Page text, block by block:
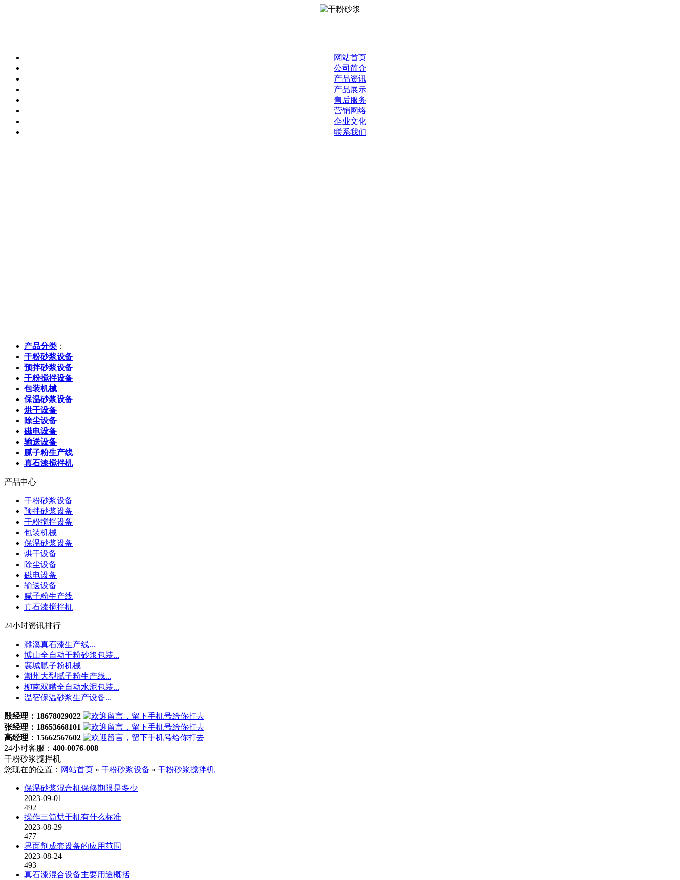
网站首页
公司简介
产品资讯
产品展示
售后服务
营销网络
企业文化
联系我们
产品分类 ：
干粉砂浆设备
预拌砂浆设备
干粉搅拌设备
包装机械
保温砂浆设备
烘干设备
除尘设备
磁电设备
输送设备
腻子粉生产线
真石漆搅拌机
产品中心
干粉砂浆设备
预拌砂浆设备
干粉搅拌设备
包装机械
保温砂浆设备
烘干设备
除尘设备
磁电设备
输送设备
腻子粉生产线
真石漆搅拌机
24小时资讯排行
濉溪真石漆生产线...
博山全自动干粉砂浆包装...
襄城腻子粉机械
潮州大型腻子粉生产线...
柳南双嘴全自动水泥包装...
温宿保温砂浆生产设备...
殷经理：18678029022
张经理：18653668101
高经理：15662567602
24小时客服： 400-0076-008
干粉砂浆搅拌机
您现在的位置： 网站首页 » 干粉砂浆设备 » 干粉砂浆搅拌机
保温砂浆混合机保修期限是多少
2023-09-01
492
操作三筒烘干机有什么标准
2023-08-29
477
界面剂成套设备的应用范围
2023-08-24
493
真石漆混合设备主要用途概括